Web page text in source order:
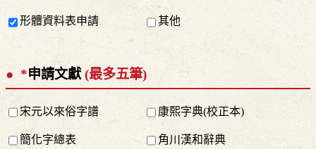
形體資料表申請 其他
*申請文獻 (最多五筆)
宋元以來俗字譜 康熙字典(校正本)
簡化字總表 角川漢和辭典